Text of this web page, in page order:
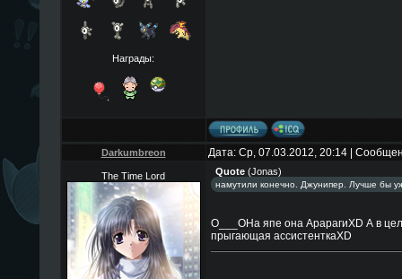
Награды:
Darkumbreon Дата: Ср, 07.03.2012, 20:14 |
The Time Lord Quote(Jonas)
намутили конечно. Джунипер. Лучше бы
O___OНа япе она АрарагиXD А в
прыгающая ассистенткаXD